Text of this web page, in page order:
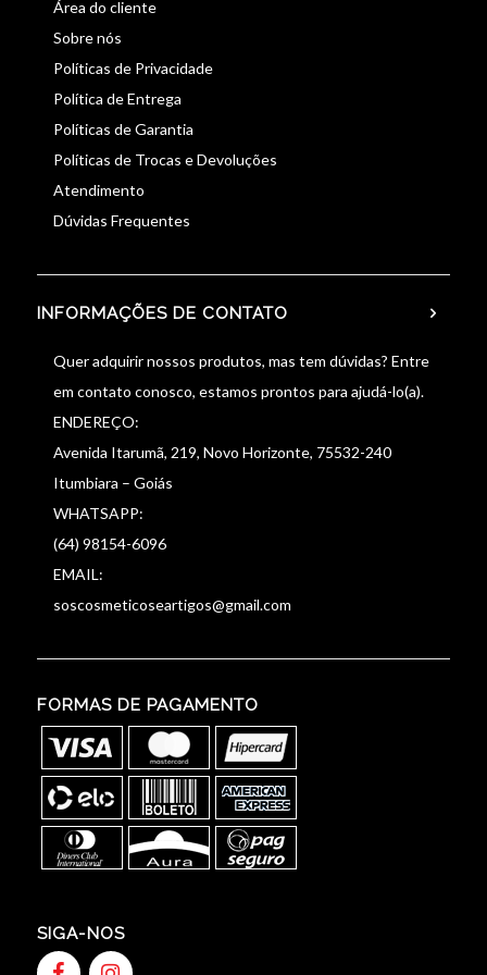
Área do cliente
Sobre nós
Políticas de Privacidade
Política de Entrega
Políticas de Garantia
Políticas de Trocas e Devoluções
Atendimento
Dúvidas Frequentes
INFORMAÇÕES DE CONTATO
Quer adquirir nossos produtos, mas tem dúvidas? Entre
em contato conosco, estamos prontos para ajudá-lo(a).
ENDEREÇO:
Avenida Itarumã, 219, Novo Horizonte, 75532-240
Itumbiara – Goiás
WHATSAPP:
(64) 98154-6096
EMAIL:
soscosmeticoseartigos@gmail.com
FORMAS DE PAGAMENTO
SIGA-NOS